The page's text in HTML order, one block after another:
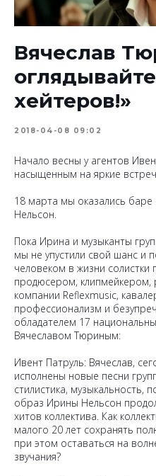
Вячеслав
хейтеров!»
2018-04-08 09:02
Начало весны у агентов
насыщенным на яркие
18 марта мы оказались
Нельсон.
Пока Ирина и музыканты
мы не упустили свой шанс и
человеком в жизни
продюсером, клипмейкером,
компании Reflexmusic,
профессионализм и
обладателем 17
Вячеславом Тюриным:
Ивент Патруль: Вячеслав,
исполнены новые песни
стилистика, музыкальность,
образ Ирины Нельсон
хитов коллектива. Как
малого 20 лет сохранять
при этом оставаться на
звучания?